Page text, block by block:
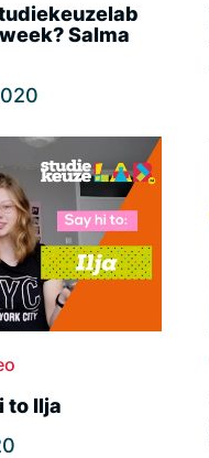
Salma
to Ilja